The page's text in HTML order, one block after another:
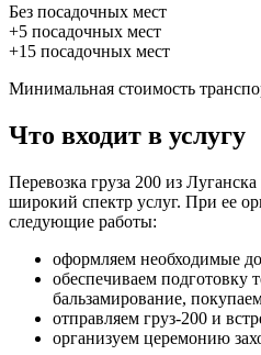
Без посадочных мест
+5 посадочных мест
+15 посадочных мест
Минимальная стоимость
Что входит в услугу
Перевозка груза 200 из
широкий спектр услуг. При ее
следующие работы:
оформляем необходимые
обеспечиваем подготовку
бальзамирование,
отправляем груз-200 и
организуем церемонию